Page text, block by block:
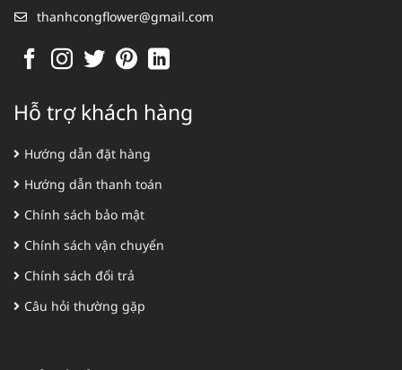
thanhcongflower@gmail.com
Hỗ trợ khách hàng
Hướng dẫn đặt hàng
Hướng dẫn thanh toán
Chính sách bảo mật
Chính sách vận chuyển
Chính sách đổi trả
Câu hỏi thường gặp